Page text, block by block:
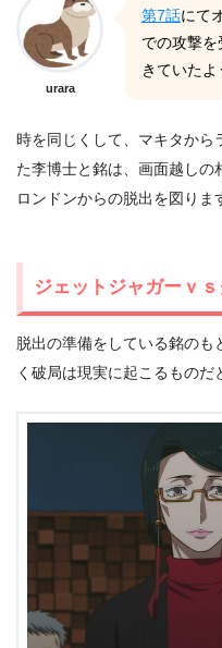
urara
第7話にて
での攻撃
きていたよ
時を同じくして、マキタから
た李博士と銘は、画面越しの
ロンドンからの脱出を図りま
ジェットジャガーｖ
脱出の準備をしている銘のも
く破局は現実に起こるものだ